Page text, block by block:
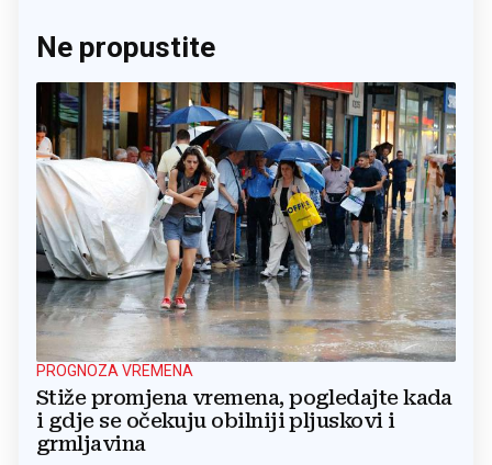
Ne propustite
PROGNOZA VREMENA
Stiže promjena vremena, pogledajte kada
i gdje se očekuju obilniji pljuskovi i
grmljavina